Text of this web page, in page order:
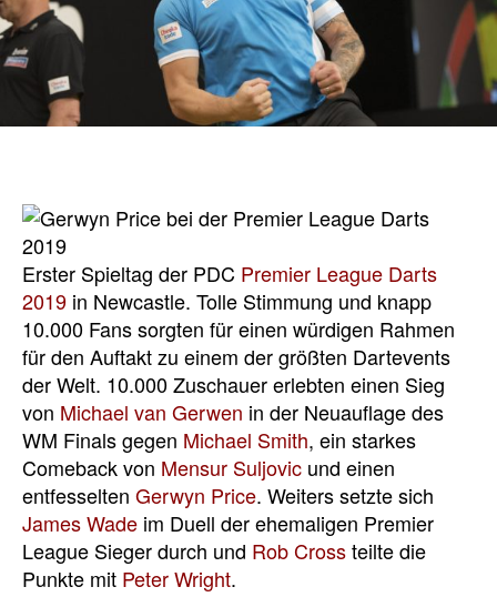
Erster Spieltag der PDC Premier League Darts
2019 in Newcastle. Tolle Stimmung und knapp
10.000 Fans sorgten für einen würdigen Rahmen
für den Auftakt zu einem der größten Dartevents
der Welt. 10.000 Zuschauer erlebten einen Sieg
von Michael van Gerwen in der Neuauflage des
WM Finals gegen Michael Smith, ein starkes
Comeback von Mensur Suljovic und einen
entfesselten Gerwyn Price. Weiters setzte sich
James Wade im Duell der ehemaligen Premier
League Sieger durch und Rob Crossteilte die
Punkte mit Peter Wright.